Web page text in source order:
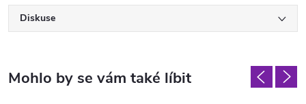
Diskuse